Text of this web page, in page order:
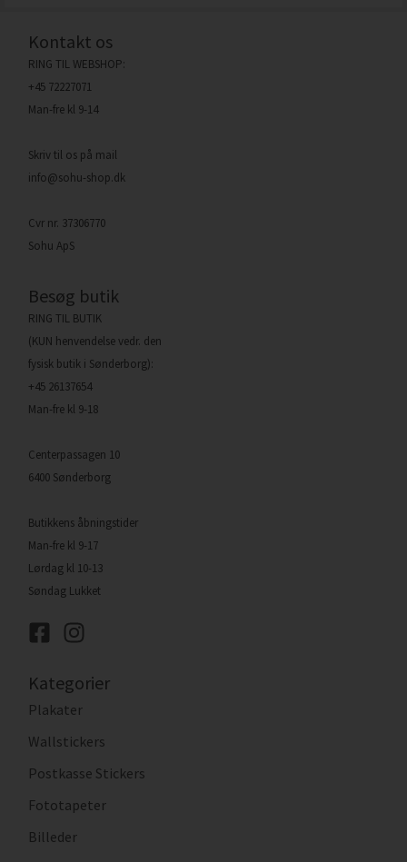
Kontakt os
RING TIL WEBSHOP:
+45 72227071
Man-fre kl 9-14
Skriv til os på mail
info@sohu-shop.dk
Cvr nr. 37306770
Sohu ApS
Besøg butik
RING TIL BUTIK
(KUN henvendelse vedr. den
fysisk butik i Sønderborg):
+45 26137654
Man-fre kl 9-18
Centerpassagen 10
6400 Sønderborg
Butikkens åbningstider
Man-fre kl 9-17
Lørdag kl 10-13
Søndag Lukket
Kategorier
Plakater
Wallstickers
Postkasse Stickers
Fototapeter
Billeder